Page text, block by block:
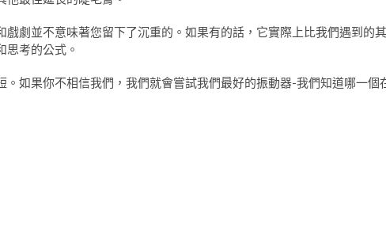
劇並不意味著您留下了沉重的。如果有的話，它實際上比我們遇到的其
思考的公式。
如果你不相信我們，我們就會嘗試我們最好的振動器-我們知道哪一個